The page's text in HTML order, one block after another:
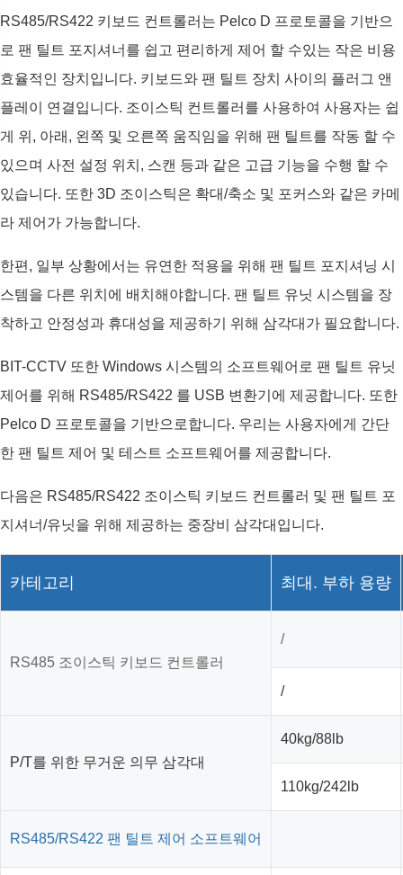
RS485/RS422 키보드 컨트롤러는 Pelco D 프로토콜을 기반으
로 팬 틸트 포지셔너를 쉽고 편리하게 제어 할 수있는 작은 비용
효율적인 장치입니다. 키보드와 팬 틸트 장치 사이의 플러그 앤
플레이 연결입니다. 조이스틱 컨트롤러를 사용하여 사용자는 쉽
게 위, 아래, 왼쪽 및 오른쪽 움직임을 위해 팬 틸트를 작동 할 수
있으며 사전 설정 위치, 스캔 등과 같은 고급 기능을 수행 할 수
있습니다. 또한 3D 조이스틱은 확대/축소 및 포커스와 같은 카메
라 제어가 가능합니다.
한편, 일부 상황에서는 유연한 적용을 위해 팬 틸트 포지셔닝 시
스템을 다른 위치에 배치해야합니다. 팬 틸트 유닛 시스템을 장
착하고 안정성과 휴대성을 제공하기 위해 삼각대가 필요합니다.
BIT-CCTV 또한 Windows 시스템의 소프트웨어로 팬 틸트 유닛
제어를 위해 RS485/RS422 를 USB 변환기에 제공합니다. 또한
Pelco D 프로토콜을 기반으로합니다. 우리는 사용자에게 간단
한 팬 틸트 제어 및 테스트 소프트웨어를 제공합니다.
다음은 RS485/RS422 조이스틱 키보드 컨트롤러 및 팬 틸트 포
지셔너/유닛을 위해 제공하는 중장비 삼각대입니다.
카테고리 최대. 부하 용량
RS485 조이스틱 키보드 컨트롤러
/
/
P/T를 위한 무거운 의무 삼각대
40kg/88lb
110kg/242lb
RS485/RS422 팬 틸트 제어 소프트웨어